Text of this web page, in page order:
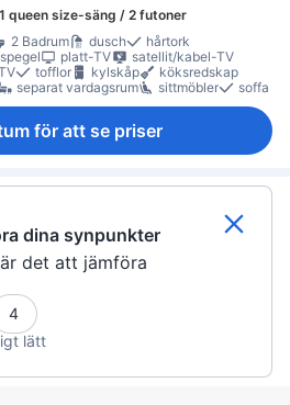
queen size-säng / 2 futoner
2 Badrum dusch
hårtork
spegel platt-TV
satellit/kabel-TV
tofflor kylskåp
köksredskap
separat vardagsrum sittmöbler
soffa
kläder
för att se priser
dina synpunkter
det att jämföra
4
lätt